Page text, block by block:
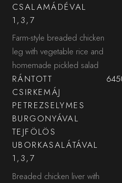
CSALAMÁDÉVAL
1,3,7
Farm-style breaded chicken
leg with vegetable rice and
homemade pickled salad
RÁNTOTT
CSIRKEMÁJ
PETREZSELYMES
BURGONYÁVAL
TEJFÖLÖS
UBORKASALÁTÁVAL
1,3,7
Breaded chicken liver with